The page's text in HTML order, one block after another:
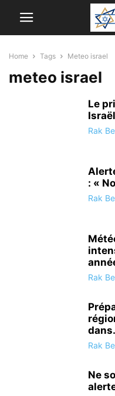
Home Tags Meteo israel
meteo israel
Le
Rak
: «
Rak
Rak
Rak
Ne